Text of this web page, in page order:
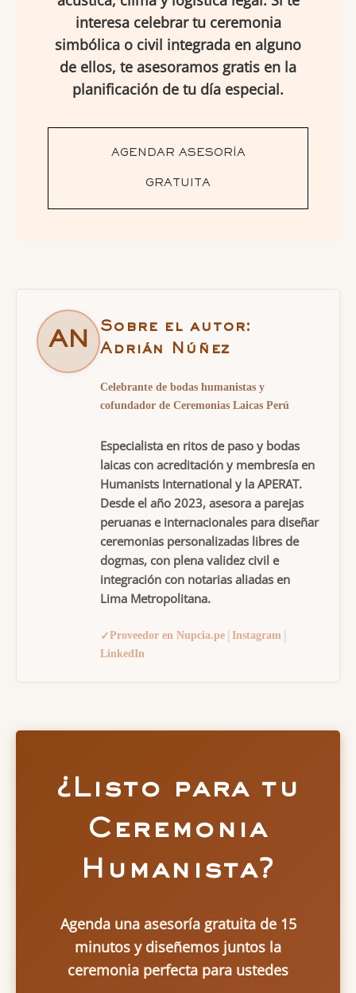
interesa celebrar tu ceremonia
simbólica o civil integrada en alguno
de ellos, te asesoramos gratis en la
planificación de tu día especial.
AGENDAR ASESORÍA
GRATUITA
AN
Sobre el autor:
Adrián Núñez
Celebrante de bodas humanistas y
cofundador de Ceremonias Laicas Perú
Especialista en ritos de paso y bodas
laicas con acreditación y membresía en
Humanists International y la APERAT.
Desde el año 2023, asesora a parejas
peruanas e internacionales para diseñar
ceremonias personalizadas libres de
dogmas, con plena validez civil e
integración con notarias aliadas en
Lima Metropolitana.
✓Proveedor en Nupcia.pe | Instagram |
LinkedIn
¿Listo para tu
Ceremonia
Humanista?
Agenda una asesoría gratuita de 15
minutos y diseñemos juntos la
ceremonia perfecta para ustedes